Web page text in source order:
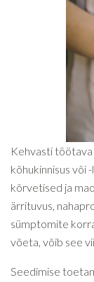
Kehvasti
kõhukinnisus või
kõrvetised ja
ärrituvus,
sümptomite
võeta, võib see
Seedimise